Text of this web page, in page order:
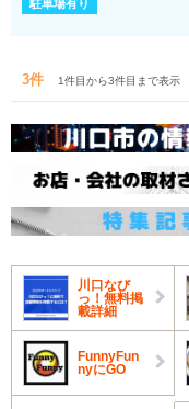
駐車場有り
3件 1件目から3件目まで表示
川口なび
っ！無料掲
載詳細
FunnyFun
nyにGO